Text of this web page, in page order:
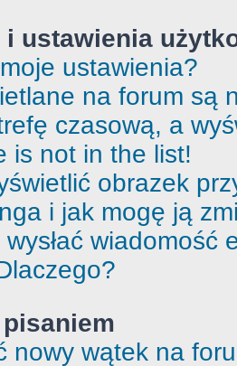
i ustawienia
ustawienia?
na forum są
czasową, a
is not in the list!
obrazek
i jak mogę ją
wiadomość
nowy wątek na